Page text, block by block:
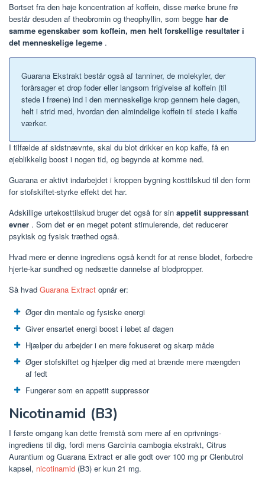
Bortset fra den høje koncentration af koffein, disse mørke brune frø
består desuden af theobromin og theophyllin, som begge har de
samme egenskaber som koffein, men helt forskellige resultater i
det menneskelige legeme .
Guarana Ekstrakt består også af tanniner, de molekyler, der
forårsager et drop foder eller langsom frigivelse af koffein (til
stede i frøene) ind i den menneskelige krop gennem hele dagen,
helt i strid med, hvordan den almindelige koffein til stede i kaffe
værker.
I tilfælde af sidstnævnte, skal du blot drikker en kop kaffe, få en
øjeblikkelig boost i nogen tid, og begynde at komme ned.
Guarana er aktivt indarbejdet i kroppen bygning kosttilskud til den form
for stofskiftet-styrke effekt det har.
Adskillige urtekosttilskud bruger det også for sin appetit suppressant
evner . Som det er en meget potent stimulerende, det reducerer
psykisk og fysisk træthed også.
Hvad mere er denne ingrediens også kendt for at rense blodet, forbedre
hjerte-kar sundhed og nedsætte dannelse af blodpropper.
Så hvad Guarana Extract opnår er:
Øger din mentale og fysiske energi
Giver ensartet energi boost i løbet af dagen
Hjælper du arbejder i en mere fokuseret og skarp måde
Øger stofskiftet og hjælper dig med at brænde mere mængden
af ​​fedt
Fungerer som en appetit suppressor
Nicotinamid (B3)
I første omgang kan dette fremstå som mere af en oprivnings-
ingrediens til dig, fordi mens Garcinia cambogia ekstrakt, Citrus
Aurantium og Guarana Extract er alle godt over 100 mg pr Clenbutrol
kapsel, nicotinamid (B3) er kun 21 mg.